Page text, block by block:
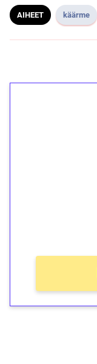
AIHEET käärme